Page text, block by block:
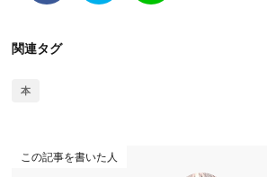
関連タグ
本
この記事を書いた人